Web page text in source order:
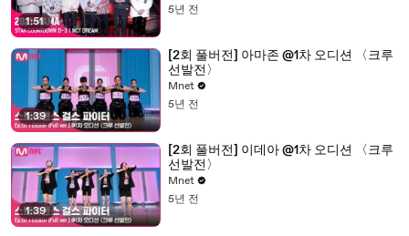
1:51
5년 전
1:39
[2회 풀버전] 아마존 @1차 오디션 〈크루
선발전〉
Mnet
5년 전
1:39
[2회 풀버전] 이데아 @1차 오디션 〈크루
선발전〉
Mnet
5년 전